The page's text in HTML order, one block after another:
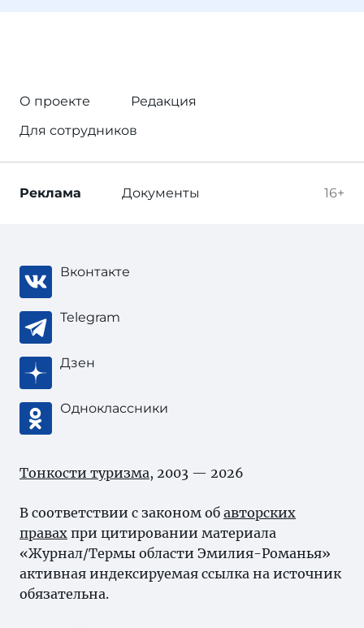
О проекте
Редакция
Для сотрудников
16+
Реклама Документы
Вконтакте
Telegram
Дзен
Одноклассники
Тонкости туризма, 2003 — 2026
В соответствии с законом об авторских
правах при цитировании материала
«Журнал/Термы области Эмилия-Романья»
активная индексируемая ссылка на источник
обязательна.